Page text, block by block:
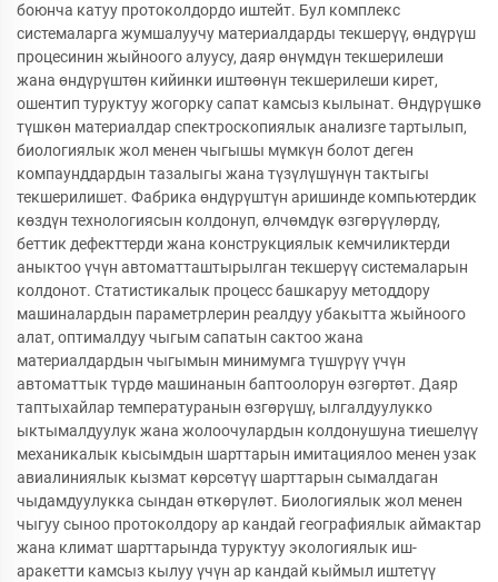
боюнча катуу протоколдордо иштейт. Бул комплекс
системаларга жумшалуучу материалдарды текшерүү, өндүрүш
процесинин жыйноого алуусу, даяр өнүмдүн текшерилеши
жана өндүрүштөн кийинки иштөөнүн текшерилеши кирет,
ошентип туруктуу жогорку сапат камсыз кылынат. Өндүрүшкө
түшкөн материалдар спектроскопиялык анализге тартылып,
биологиялык жол менен чыгышы мүмкүн болот деген
компаунддардын тазалыгы жана түзүлүшүнүн тактыгы
текшерилишет. Фабрика өндүрүштүн аришинде компьютердик
көздүн технологиясын колдонуп, өлчөмдүк өзгөрүүлөрдү,
беттик дефекттерди жана конструкциялык кемчиликтерди
аныктоо үчүн автоматташтырылган текшерүү системаларын
колдонот. Статистикалык процесс башкаруу методдору
машиналардын параметрлерин реалдуу убакытта жыйноого
алат, оптималдуу чыгым сапатын сактоо жана
материалдардын чыгымын минимумга түшүрүү үчүн
автоматтык түрдө машинанын баптоолорун өзгөртөт. Даяр
таптыхайлар температуранын өзгөрүшү, ылгалдуулукко
ыктымалдуулук жана жолоочулардын колдонушуна тиешелүү
механикалык кысымдын шарттарын имитациялоо менен узак
авиалиниялык кызмат көрсөтүү шарттарын сымалдаган
чыдамдуулукка сындан өткөрүлөт. Биологиялык жол менен
чыгуу сыноо протоколдору ар кандай географиялык аймактар
жана климат шарттарында туруктуу экологиялык иш-
аракетти камсыз кылуу үчүн ар кандай кыймыл иштетүү